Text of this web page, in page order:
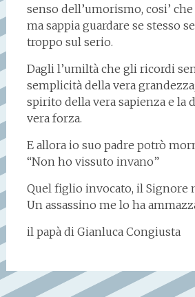
senso dell’umorismo, cosi’
ma sappia guardare se stesso
troppo sul serio.
Dagli l’umiltà che gli ricordi
semplicità della vera
spirito della vera sapienza e la
vera forza.
E allora io suo padre potrò
“Non ho vissuto invano”
Quel figlio invocato, il Signore
Un assassino me lo ha
il papà di Gianluca Congiusta